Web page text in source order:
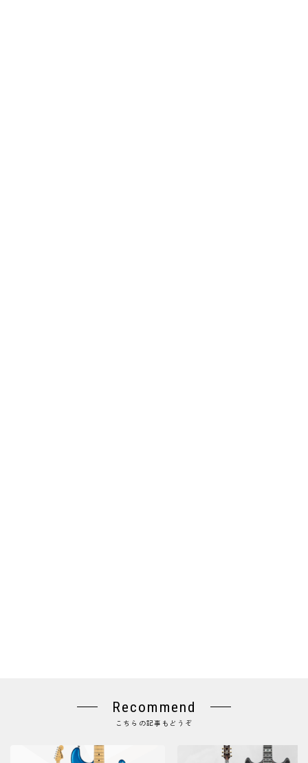
Recommend
こちらの記事もどうぞ